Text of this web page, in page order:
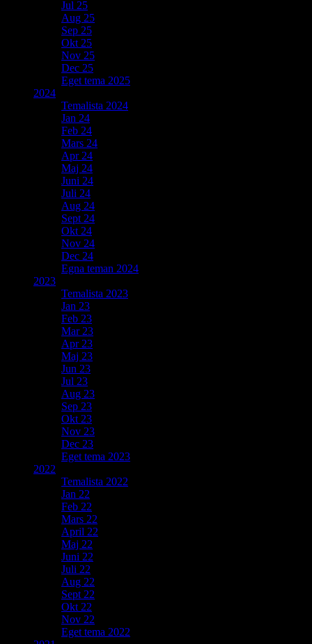
Jul 25
Aug 25
Sep 25
Okt 25
Nov 25
Dec 25
Eget tema 2025
2024
Temalista 2024
Jan 24
Feb 24
Mars 24
Apr 24
Maj 24
Juni 24
Juli 24
Aug 24
Sept 24
Okt 24
Nov 24
Dec 24
Egna teman 2024
2023
Temalista 2023
Jan 23
Feb 23
Mar 23
Apr 23
Maj 23
Jun 23
Jul 23
Aug 23
Sep 23
Okt 23
Nov 23
Dec 23
Eget tema 2023
2022
Temalista 2022
Jan 22
Feb 22
Mars 22
April 22
Maj 22
Juni 22
Juli 22
Aug 22
Sept 22
Okt 22
Nov 22
Eget tema 2022